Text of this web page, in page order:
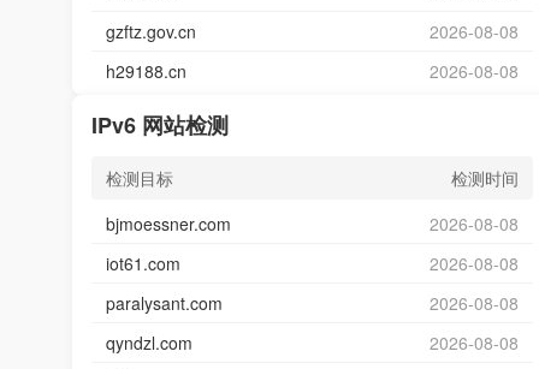
gzftz.gov.cn
2026-08-08
h29188.cn
2026-08-08
IPv6 网站检测
检测目标
检测时间
bjmoessner.com
2026-08-08
iot61.com
2026-08-08
paralysant.com
2026-08-08
qyndzl.com
2026-08-08